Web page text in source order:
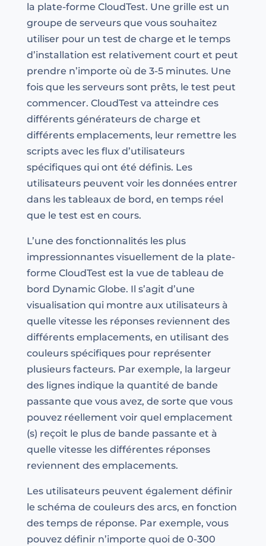
la plate-forme CloudTest. Une grille est un
groupe de serveurs que vous souhaitez
utiliser pour un test de charge et le temps
d’installation est relativement court et peut
prendre n’importe où de 3-5 minutes. Une
fois que les serveurs sont prêts, le test peut
commencer. CloudTest va atteindre ces
différents générateurs de charge et
différents emplacements, leur remettre les
scripts avec les flux d’utilisateurs
spécifiques qui ont été définis. Les
utilisateurs peuvent voir les données entrer
dans les tableaux de bord, en temps réel
que le test est en cours.
L’une des fonctionnalités les plus
impressionnantes visuellement de la plate-
forme CloudTest est la vue de tableau de
bord Dynamic Globe. Il s’agit d’une
visualisation qui montre aux utilisateurs à
quelle vitesse les réponses reviennent des
différents emplacements, en utilisant des
couleurs spécifiques pour représenter
plusieurs facteurs. Par exemple, la largeur
des lignes indique la quantité de bande
passante que vous avez, de sorte que vous
pouvez réellement voir quel emplacement
(s) reçoit le plus de bande passante et à
quelle vitesse les différentes réponses
reviennent des emplacements.
Les utilisateurs peuvent également définir
le schéma de couleurs des arcs, en fonction
des temps de réponse. Par exemple, vous
pouvez définir n’importe quoi de 0-300